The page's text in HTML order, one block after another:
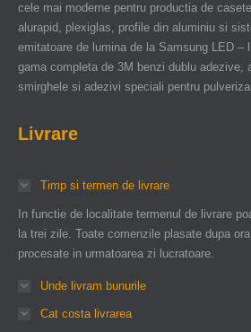
cele mai moderne pentru productia de
alurapid, plexiglas, profile din aluminiu si
emitatoare de lumina de la Samsung LED –
gama completa de 3M benzi dublu adezive,
smirghele si adezivi speciali pentru
Livrare
Timp si termen de livrare
In functie de localitate termenul de livrare
la trei zile. Toate comenzile plasate dupa
procesate in urmatoarea zi lucratoare.
Unde livram bunurile
Cat costa livrarea